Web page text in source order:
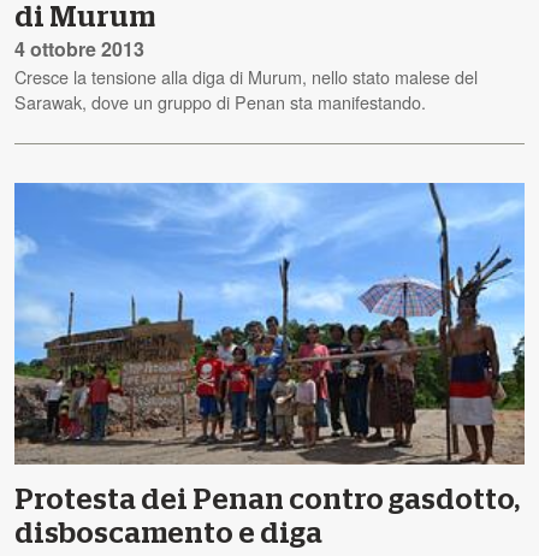
di Murum
4 ottobre 2013
Cresce la tensione alla diga di Murum, nello stato malese del
Sarawak, dove un gruppo di Penan sta manifestando.
Protesta dei Penan contro gasdotto,
disboscamento e diga